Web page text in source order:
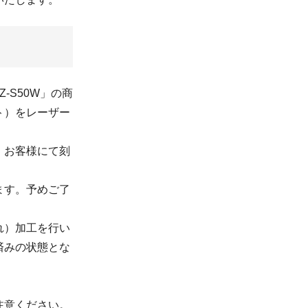
S50W」の商
）をレーザー
客様にて刻
す。予めご了
）加工を行い
みの状態とな
ください。